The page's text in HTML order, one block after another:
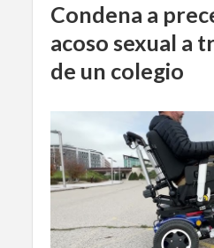
Condena a
acoso sexual a
de un colegio